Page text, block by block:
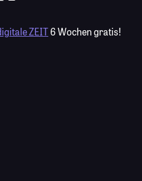
ZEIT6 Wochen gratis!